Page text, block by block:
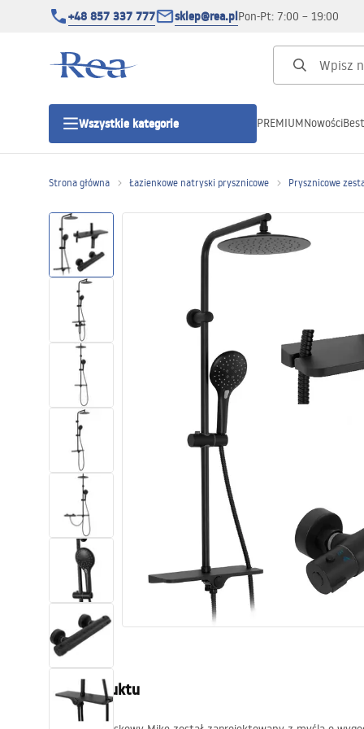
+48 857 337 777 sklep@rea.plPon-Pt: 7:00 – 19:00
Wszystkie kategorie
Kategorie produktowe
Kabiny prysznicowe
Drzwi prysznicowe
Brodziki prysznicowe
Toalety, ubikacje
Baterie
Kuchnia
Akcesoria i meble łazienkowe
PREMIUMNowości
Strona główna Łazienkowe natryski prysznicowe Prysznicowe
Opis produktu